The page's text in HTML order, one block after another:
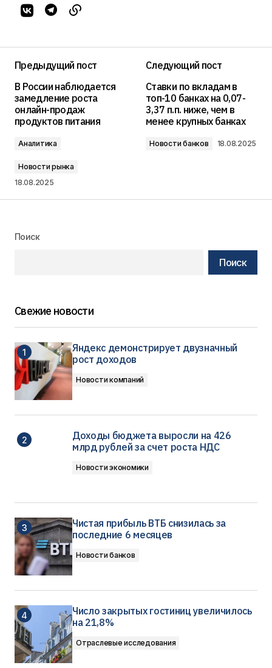
Предыдущий пост
В России наблюдается
замедление роста
онлайн-продаж
продуктов питания
Аналитика
Новости рынка
18.08.2025
Следующий пост
Ставки по вкладам в
топ-10 банках на 0,07-
3,37 п.п. ниже, чем в
менее крупных банках
Новости банков 18.08.2025
Поиск
Поиск
Свежие новости
Яндекс демонстрирует двузначный
рост доходов
Новости компаний
Доходы бюджета выросли на 426
млрд рублей за счет роста НДС
Новости экономики
Чистая прибыль ВТБ снизилась за
последние 6 месяцев
Новости банков
Число закрытых гостиниц увеличилось
на 21,8%
Отраслевые исследования